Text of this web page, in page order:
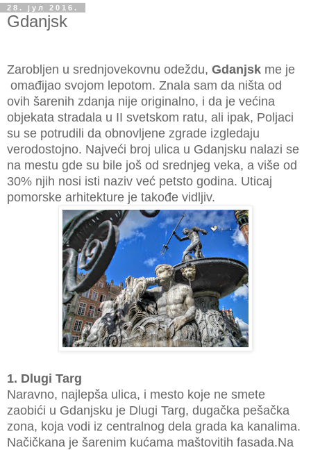
28. јул 2016.
Gdanjsk
Zarobljen u srednjovekovnu odeždu, Gdanjsk me je
omađijao svojom lepotom. Znala sam da ništa od
ovih šarenih zdanja nije originalno, i da je većina
objekata stradala u II svetskom ratu, ali ipak, Poljaci
su se potrudili da obnovljene zgrade izgledaju
verodostojno. Najveći broj ulica u Gdanjsku nalazi se
na mestu gde su bile još od srednjeg veka, a više od
30% njih nosi isti naziv već petsto godina. Uticaj
pomorske arhitekture je takođe vidljiv.
1. Dlugi Targ
Naravno, najlepša ulica, i mesto koje ne smete
zaobići u Gdanjsku je Dlugi Targ, dugačka pešačka
zona, koja vodi iz centralnog dela grada ka kanalima.
Načičkana je šarenim kućama maštovitih fasada.Na